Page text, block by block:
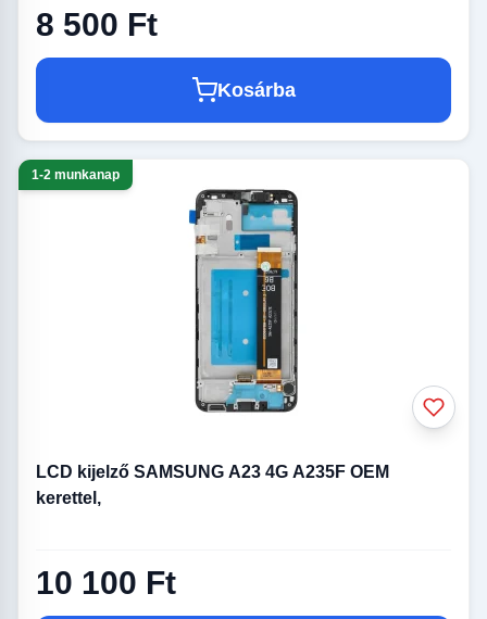
8 500 Ft
Kosárba
1-2 munkanap
LCD kijelző SAMSUNG A23 4G A235F OEM
kerettel,
10 100 Ft